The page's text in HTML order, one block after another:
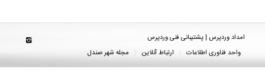
امداد وردپرس | پشتیبانی فنی وردپرس
واحد فناوری اطلاعات
ارتباط آنلاین مجله شهر صندل